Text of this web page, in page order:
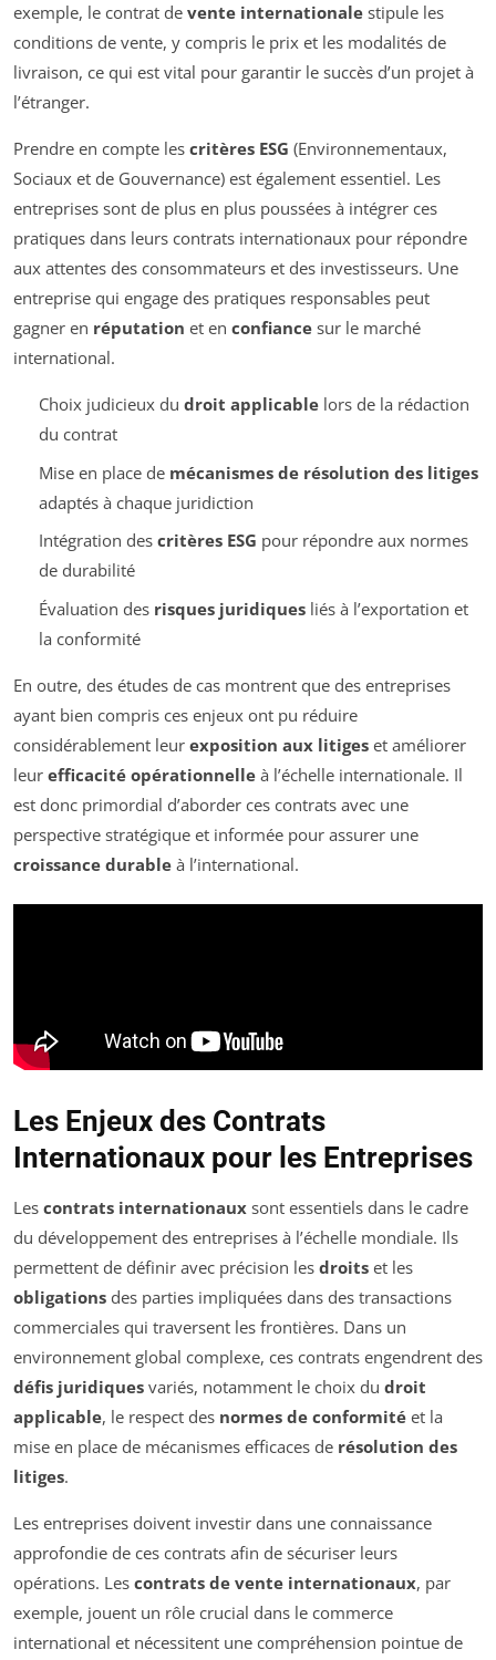
exemple, le contrat de vente internationale stipule les
conditions de vente, y compris le prix et les modalités de
livraison, ce qui est vital pour garantir le succès d’un projet à
l’étranger.
Prendre en compte les critères ESG (Environnementaux,
Sociaux et de Gouvernance) est également essentiel. Les
entreprises sont de plus en plus poussées à intégrer ces
pratiques dans leurs contrats internationaux pour répondre
aux attentes des consommateurs et des investisseurs. Une
entreprise qui engage des pratiques responsables peut
gagner en réputation et en confiance sur le marché
international.
Choix judicieux du droit applicablelors de la rédaction
du contrat
Mise en place de mécanismes de résolution des litiges
adaptés à chaque juridiction
Intégration des critères ESG pour répondre aux normes
de durabilité
Évaluation des risques juridiquesliés à l’exportation et
la conformité
En outre, des études de cas montrent que des entreprises
ayant bien compris ces enjeux ont pu réduire
considérablement leur exposition aux litiges et améliorer
leur efficacité opérationnelle à l’échelle internationale. Il
est donc primordial d’aborder ces contrats avec une
perspective stratégique et informée pour assurer une
croissance durable à l’international.
Les Enjeux des Contrats
Internationaux pour les Entreprises
Les contrats internationaux sont essentiels dans le cadre
du développement des entreprises à l’échelle mondiale. Ils
permettent de définir avec précision les droits et les
obligations des parties impliquées dans des transactions
commerciales qui traversent les frontières. Dans un
environnement global complexe, ces contrats engendrent des
défis juridiques variés, notamment le choix du droit
applicable, le respect des normes de conformité et la
mise en place de mécanismes efficaces de résolution des
litiges.
Les entreprises doivent investir dans une connaissance
approfondie de ces contrats afin de sécuriser leurs
opérations. Les contrats de vente internationaux, par
exemple, jouent un rôle crucial dans le commerce
international et nécessitent une compréhension pointue de